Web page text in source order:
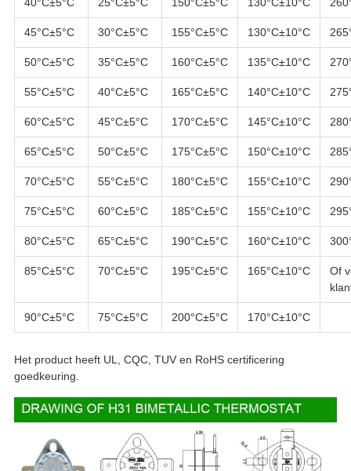
45°C±5°C 30°C±5°C 155°C±5°C 130°C±10°C
50°C±5°C 35°C±5°C 160°C±5°C 135°C±10°C
55°C±5°C 40°C±5°C 165°C±5°C 140°C±10°C
60°C±5°C 45°C±5°C 170°C±5°C 145°C±10°C
65°C±5°C 50°C±5°C 175°C±5°C 150°C±10°C
70°C±5°C 55°C±5°C 180°C±5°C 155°C±10°C
75°C±5°C 60°C±5°C 185°C±5°C 155°C±10°C
80°C±5°C 65°C±5°C 190°C±5°C 160°C±10°C
85°C±5°C 70°C±5°C 195°C±5°C 165°C±10°C
Of
90°C±5°C 75°C±5°C 200°C±5°C 170°C±10°C
Het product heeft UL, CQC, TUV en RoHS certificering
goedkeuring.